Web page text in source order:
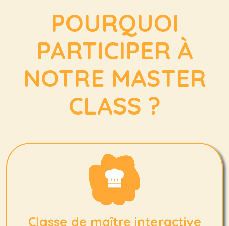
POURQUOI
PARTICIPER À
NOTRE MASTER
CLASS ?
Classe de maître interactive